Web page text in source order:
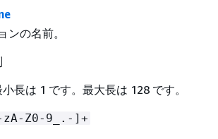
ンの名前。
長は 1 です。最大長は 128 です。
Z0-9_.-]+